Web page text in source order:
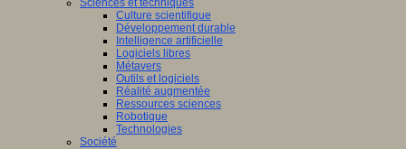
Sciences et techniques
Culture scientifique
Développement durable
Intelligence artificielle
Logiciels libres
Métavers
Outils et logiciels
Réalité augmentée
Ressources sciences
Robotique
Technologies
Société